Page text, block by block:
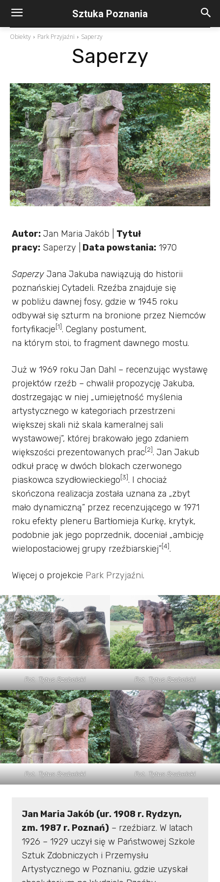
Sztuka Poznania
Obiekty Park Przyjaźni Saperzy
Saperzy
Autor: Jan Maria Jakób | Tytuł
pracy: Saperzy | Data powstania: 1970
Saperzy Jana Jakuba nawiązują do historii
poznańskiej Cytadeli. Rzeźba znajduje się
w pobliżu dawnej fosy, gdzie w 1945 roku
odbywał się szturm na bronione przez Niemców
fortyfikacje[1]. Ceglany postument,
na którym stoi, to fragment dawnego mostu.
Już w 1969 roku Jan Dahl – recenzując wystawę
projektów rzeźb – chwalił propozycję Jakuba,
dostrzegając w niej „umiejętność myślenia
artystycznego w kategoriach przestrzeni
większej skali niż skala kameralnej sali
wystawowej”, której brakowało jego zdaniem
większości prezentowanych prac[2]. Jan Jakub
odkuł pracę w dwóch blokach czerwonego
piaskowca szydłowieckiego[3]. I chociaż
skończona realizacja została uznana za „zbyt
mało dynamiczną” przez recenzującego w 1971
roku efekty pleneru Bartłomieja Kurkę, krytyk,
podobnie jak jego poprzednik, doceniał „ambicję
wielopostaciowej grupy rzeźbiarskiej”[4].
Więcej o projekcie Park Przyjaźni.
Fot. Tytus Szabelski Fot. Tytus Szabelski
Fot. Tytus Szabelski Fot. Tytus Szabelski
Jan Maria Jakób (ur. 1908 r. Rydzyn,
zm. 1987 r. Poznań) – rzeźbiarz. W latach
1926 – 1929 uczył się w Państwowej Szkole
Sztuk Zdobniczych i Przemysłu
Artystycznego w Poznaniu, gdzie uzyskał